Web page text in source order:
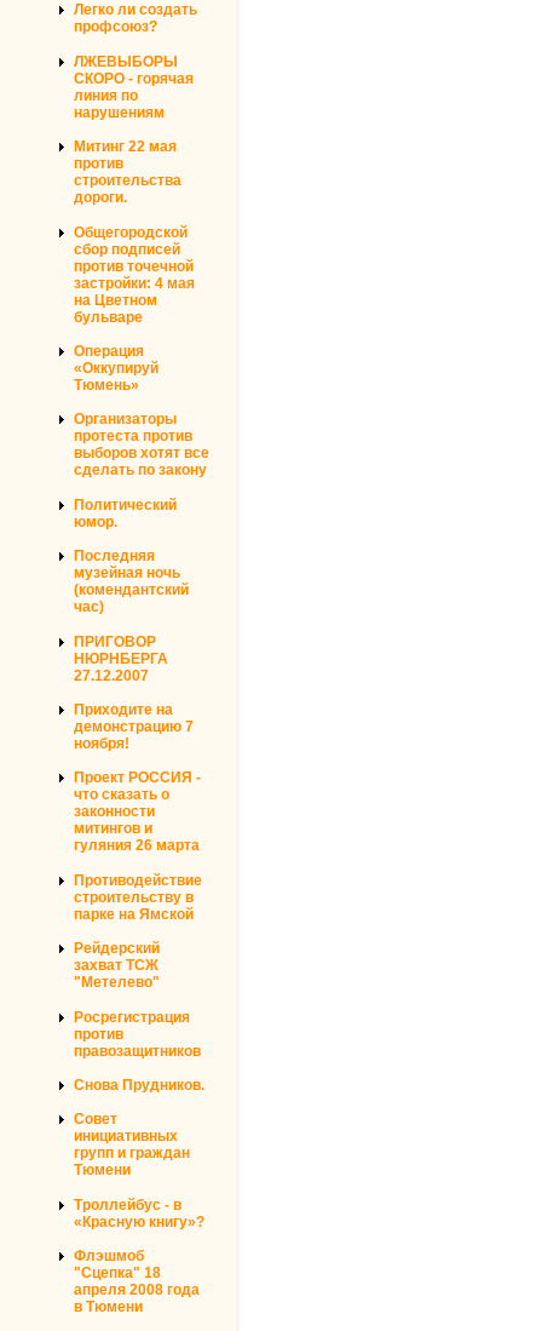
Легко ли создать
профсоюз?
ЛЖЕВЫБОРЫ
СКОРО - горячая
линия по
нарушениям
Митинг 22 мая
против
строительства
дороги.
Общегородской
сбор подписей
против точечной
застройки: 4 мая
на Цветном
бульваре
Операция
«Оккупируй
Тюмень»
Организаторы
протеста против
выборов хотят все
сделать по закону
Политический
юмор.
Последняя
музейная ночь
(комендантский
час)
ПРИГОВОР
НЮРНБЕРГА
27.12.2007
Приходите на
демонстрацию 7
ноября!
Проект РОССИЯ -
что сказать о
законности
митингов и
гуляния 26 марта
Противодействие
строительству в
парке на Ямской
Рейдерский
захват ТСЖ
"Метелево"
Росрегистрация
против
правозащитников
Снова Прудников.
Совет
инициативных
групп и граждан
Тюмени
Троллейбус - в
«Красную книгу»?
Флэшмоб
"Сцепка" 18
апреля 2008 года
в Тюмени